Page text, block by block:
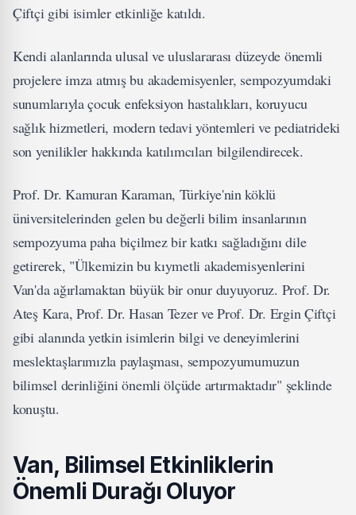
Çiftçi gibi isimler etkinliğe katıldı.
Kendi alanlarında ulusal ve uluslararası düzeyde önemli
projelere imza atmış bu akademisyenler, sempozyumdaki
sunumlarıyla çocuk enfeksiyon hastalıkları, koruyucu
sağlık hizmetleri, modern tedavi yöntemleri ve pediatrideki
son yenilikler hakkında katılımcıları bilgilendirecek.
Prof. Dr. Kamuran Karaman, Türkiye'nin köklü
üniversitelerinden gelen bu değerli bilim insanlarının
sempozyuma paha biçilmez bir katkı sağladığını dile
getirerek, "Ülkemizin bu kıymetli akademisyenlerini
Van'da ağırlamaktan büyük bir onur duyuyoruz. Prof. Dr.
Ateş Kara, Prof. Dr. Hasan Tezer ve Prof. Dr. Ergin Çiftçi
gibi alanında yetkin isimlerin bilgi ve deneyimlerini
meslektaşlarımızla paylaşması, sempozyumumuzun
bilimsel derinliğini önemli ölçüde artırmaktadır" şeklinde
konuştu.
Van, Bilimsel Etkinliklerin
Önemli Durağı Oluyor